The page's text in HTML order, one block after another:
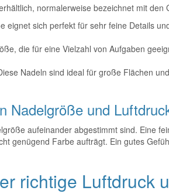
normalerweise bezeichnet mit
eignet sich perfekt für sehr feine Details
die für eine Vielzahl von Aufgaben
Nadeln sind ideal für große Flächen
Nadelgröße und
aufeinander abgestimmt sind. Eine
genügend Farbe aufträgt. Ein gutes
richtige Luftdruck